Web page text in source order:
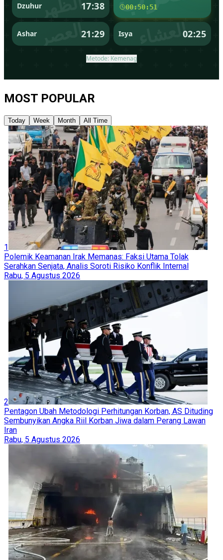
MOST POPULAR
Today Week Month All Time
1
Polemik Keamanan Irak Memanas: Faksi Utama Tolak
Serahkan Senjata, Analis Soroti Risiko Konflik Internal
Rabu, 5 Agustus 2026
2
Pentagon Ubah Metodologi Perhitungan Korban, AS Dituding
Sembunyikan Angka Riil Korban Jiwa dalam Perang Lawan
Iran
Rabu, 5 Agustus 2026